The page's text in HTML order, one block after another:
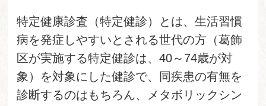
特定健康診査（特定健診）とは、生活習慣
病を発症しやすいとされる世代の方（葛飾
区が実施する特定健診は、40～74歳が対
象）を対象にした健診で、同疾患の有無を
診断するのはもちろん、メタボリックシン